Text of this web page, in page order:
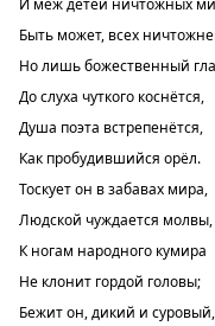
И меж детей ничтожных
Быть может, всех
Но лишь божественный
До слуха чуткого коснётся,
Душа поэта встрепенётся,
Как пробудившийся орёл.
Тоскует он в забавах мира,
Людской чуждается молвы,
К ногам народного кумира
Не клонит гордой головы;
Бежит он, дикий и суровый,